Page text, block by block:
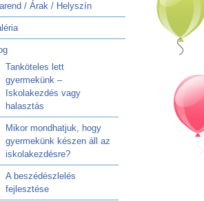
/ Árak / Helyszín
Tanköteles lett
gyermekünk –
Iskolakezdés vagy
halasztás
Mikor mondhatjuk, hogy
gyermekünk készen áll az
iskolakezdésre?
A beszédészlelés
fejlesztése